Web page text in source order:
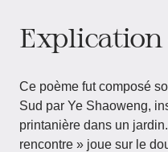
Explication
Ce poème fut composé
Sud par Ye Shaoweng,
printanière dans un
rencontre » joue sur le